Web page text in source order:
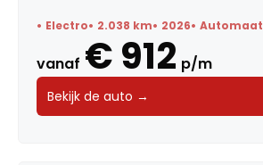
Electro 2.038 km 2026 Automaat
vanaf € 912 p/m
Bekijk de auto →